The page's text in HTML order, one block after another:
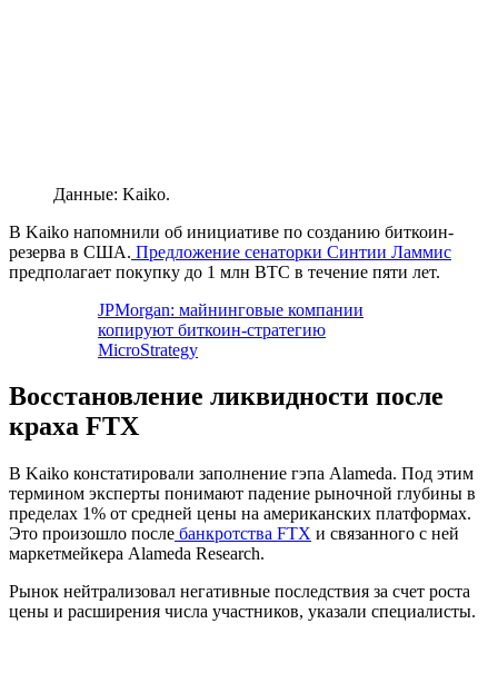
Данные: Kaiko.
В Kaiko напомнили об инициативе по созданию биткоин-
резерва в США. Предложение сенаторки Синтии Ламмис
предполагает покупку до 1 млн BTC в течение пяти лет.
JPMorgan: майнинговые компании
копируют биткоин-стратегию
MicroStrategy
Восстановление ликвидности после
краха FTX
В Kaiko констатировали заполнение гэпа Alameda. Под этим
термином эксперты понимают падение рыночной глубины в
пределах 1% от средней цены на американских платформах.
Это произошло после банкротства FTX и связанного с ней
маркетмейкера Alameda Research.
Рынок нейтрализовал негативные последствия за счет роста
цены и расширения числа участников, указали специалисты.